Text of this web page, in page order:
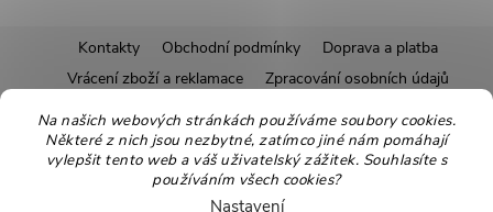
Na našich webových stránkách používáme soubory cookies.
Některé z nich jsou nezbytné, zatímco jiné nám pomáhají
vylepšit tento web a váš uživatelský zážitek. Souhlasíte s
používáním všech cookies?
Nastavení
á
Kontakty Obchodní podmínky
Doprava a platba
Vrácení zboží a reklamace
Zpracování osobních údajů
Pravidla soutěží
Affiliate program
Recepty
Pro nové dodavatele
Ekologické balení Moje objednávka